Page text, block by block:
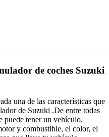
de coches Suzuki
una de las características que
de Suzuki .De entre todas
puede tener un vehículo,
y combustible, el color, el